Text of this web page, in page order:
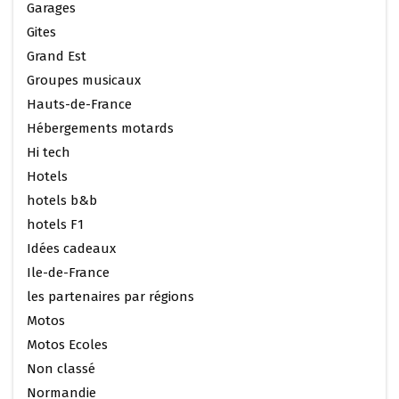
Garages
Gites
Grand Est
Groupes musicaux
Hauts-de-France
Hébergements motards
Hi tech
Hotels
hotels b&b
hotels F1
Idées cadeaux
Ile-de-France
les partenaires par régions
Motos
Motos Ecoles
Non classé
Normandie